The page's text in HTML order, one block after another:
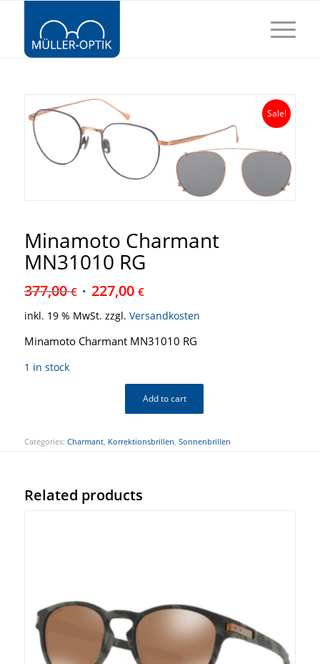
Sale!
Minamoto Charmant
MN31010 RG
377,00€ 227,00 €
inkl. 19 % MwSt. zzgl. Versandkosten
Minamoto Charmant MN31010 RG
1 in stock
Add to cart
Categories: Charmant, Korrektionsbrillen Sonnenbrillen
Related products